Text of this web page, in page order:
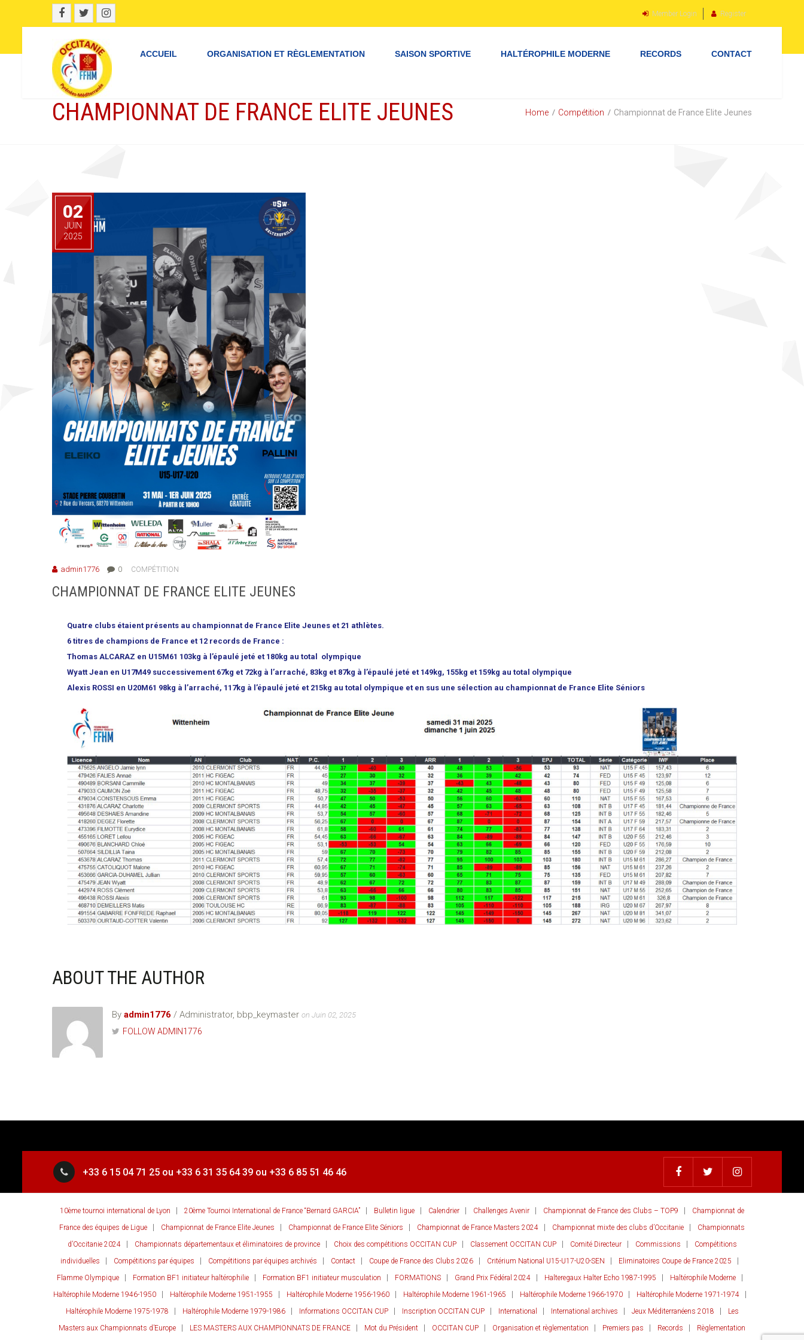
Member Login Register
ACCUEIL ORGANISATION ET RÈGLEMENTATION SAISON SPORTIVE HALTÉROPHILE MODERNE RECORDS CONTACT
CHAMPIONNAT DE FRANCE ELITE JEUNES Home Compétition Championnat de France Elite Jeunes
02
JUIN
2025
admin1776 0 COMPÉTITION
CHAMPIONNAT DE FRANCE ELITE JEUNES
Quatre clubs étaient présents au championnat de France Elite Jeunes et 21 athlètes.
6 titres de champions de France et 12 records de France :
Thomas ALCARAZ en U15M61 103kg à l’épaulé jeté et 180kg au total olympique
Wyatt Jean en U17M49 successivement 67kg et 72kg à l’arraché, 83kg et 87kg à l’épaulé jeté et 149kg, 155kg et 159kg au total olympique
Alexis ROSSI en U20M61 98kg à l’arraché, 117kg à l’épaulé jeté et 215kg au total olympique et en sus une sélection au championnat de France Elite Séniors
ABOUT THE AUTHOR
By admin1776 / Administrator, bbp_keymaster on Juin 02, 2025
FOLLOW ADMIN1776
+33 6 15 04 71 25 ou +33 6 31 35 64 39 ou +33 6 85 51 46 46
10ème tournoi international de Lyon 20ème Tournoi International de France “Bernard GARCIA” Bulletin ligue Calendrier Challenges Avenir Championnat de France des Clubs – TOP9
Championnat de
France des équipes de Ligue
Championnat de France Elite Jeunes Championnat de France Elite Séniors Championnat de France Masters 2024 Championnat mixte des clubs d’Occitanie
Championnats
d’Occitanie 2024
Championnats départementaux et éliminatoires de province Choix des compétitions OCCITAN CUP Classement OCCITAN CUP Comité Directeur Commissions
Compétitions
individuelles
Compétitions par équipes Compétitions par équipes archivés Contact Coupe de France des Clubs 2026 Critérium National U15-U17-U20-SEN
Eliminatoires Coupe de France 2025
Flamme Olympique
Formation BF1 initiateur haltérophilie Formation BF1 initiateur musculation FORMATIONS Grand Prix Fédéral 2024 Halteregaux Halter Echo 1987-1995
Haltérophile Moderne
Haltérophile Moderne 1946-1950
Haltérophile Moderne 1951-1955 Haltérophile Moderne 1956-1960 Haltérophile Moderne 1961-1965 Haltérophile Moderne 1966-1970
Haltérophile Moderne 1971-1974
Haltérophile Moderne 1975-1978
Haltérophile Moderne 1979-1986 Informations OCCITAN CUP Inscription OCCITAN CUP International International archives Jeux Méditerranéens 2018
Les
Masters aux Championnats d’Europe
LES MASTERS AUX CHAMPIONNATS DE FRANCE Mot du Président OCCITAN CUP Organisation et règlementation Premiers pas Records Règlementation